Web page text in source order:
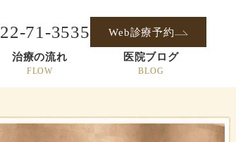
71-3535 Web診療予約
治療の流れ
FLOW
医院ブログ
BLOG